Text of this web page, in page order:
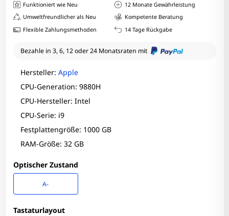
Funktioniert wie Neu
12 Monate Gewährleistung
Umweltfreundlicher als Neu
Kompetente Beratung
Flexible Zahlungsmethoden
14 Tage Rückgabe
Bezahle in 3, 6, 12 oder 24 Monatsraten mit
Hersteller: Apple
CPU-Generation: 9880H
CPU-Hersteller: Intel
CPU-Serie: i9
Festplattengröße: 1000 GB
RAM-Größe: 32 GB
Optischer Zustand
A-
Tastaturlayout